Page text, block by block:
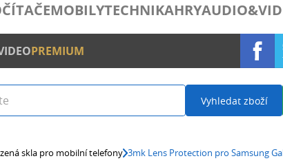
MOBILYTECHNIKAHRY
PREMIUM
Vyhledat zboží
skla pro mobilní telefony 3mk Lens Protection pro Samsung